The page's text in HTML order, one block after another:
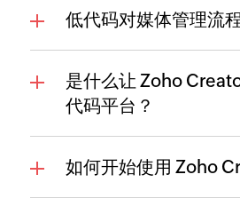
低代码对媒体管理流
是什么让 Zoho
代码平台？
如何开始使用 Zoho